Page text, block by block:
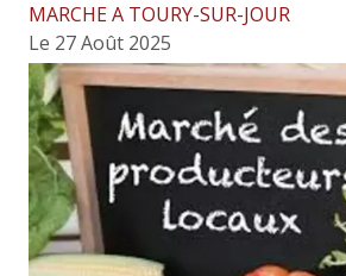
MARCHE A TOURY-SUR-JOUR
Le 27 Août 2025